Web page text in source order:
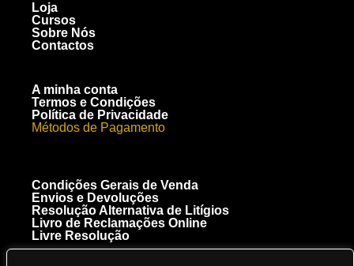
Loja
Cursos
Sobre Nós
Contactos
A minha conta
Termos e Condições
Política de Privacidade
Métodos de Pagamento
Condições Gerais de Venda
Envios e Devoluções
Resolução Alternativa de Litígios
Livro de Reclamações Online
Livre Resolução